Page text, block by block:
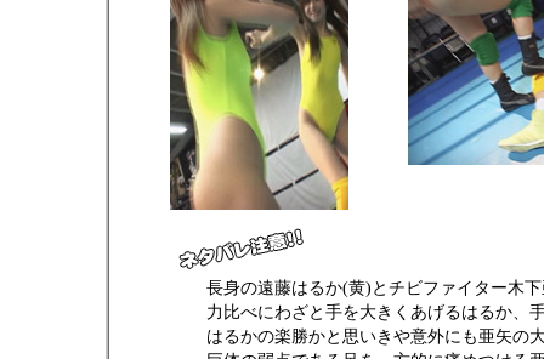
長身の遠藤はるか(黄)とチビファイター木
力比べにわざと手を大きくあげるはるか、
はるかの楽勝かと思いきや意外にも亜矢の